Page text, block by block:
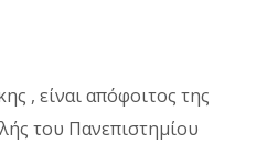
, είναι απόφοιτος της
του Πανεπιστημίου